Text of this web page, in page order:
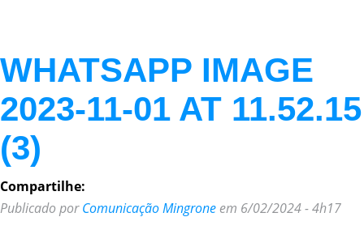
WHATSAPP IMAGE
2023-11-01 AT 11.52.15
(3)
Compartilhe:
Publicado porComunicação Mingrone em 6/02/2024 - 4h17